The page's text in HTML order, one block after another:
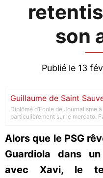
son
Publié le 13
Guillaume de Saint
Diplômé d’Ecole de Journalisme
particulièrement sur le mercato.
Alors que le PSG
Guardiola dans
avec Xavi, le